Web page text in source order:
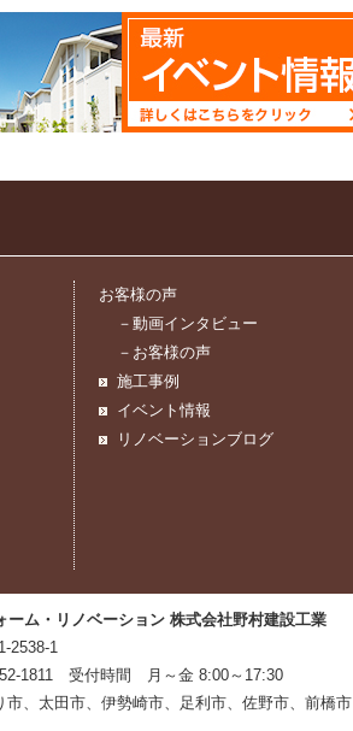
お客様の声
－動画インタビュー
－お客様の声
施工事例
イベント情報
リノベーションブログ
ーム・リノベーション 株式会社野村建設工業
2538-1
1811 受付時間 月～金 8:00～17:30
、太田市、伊勢崎市、足利市、佐野市、前橋市